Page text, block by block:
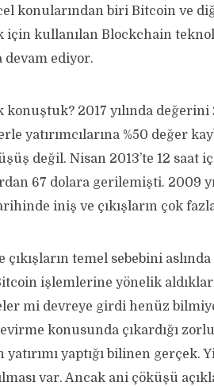
konularından biri Bitcoin ve
için kullanılan Blockchain
ediyor.
2017 yılında
yatırımcılarına %50 değer
değil. Nisan 2013’te 12 saat
67 dolara gerilemişti. 2009
iniş ve çıkışların çok
temel sebebini
işlemlerine yönelik
mi devreye girdi henüz
konusunda çıkardığı
yaptığı bilinen gerçek.
var. Ancak ani çöküşü